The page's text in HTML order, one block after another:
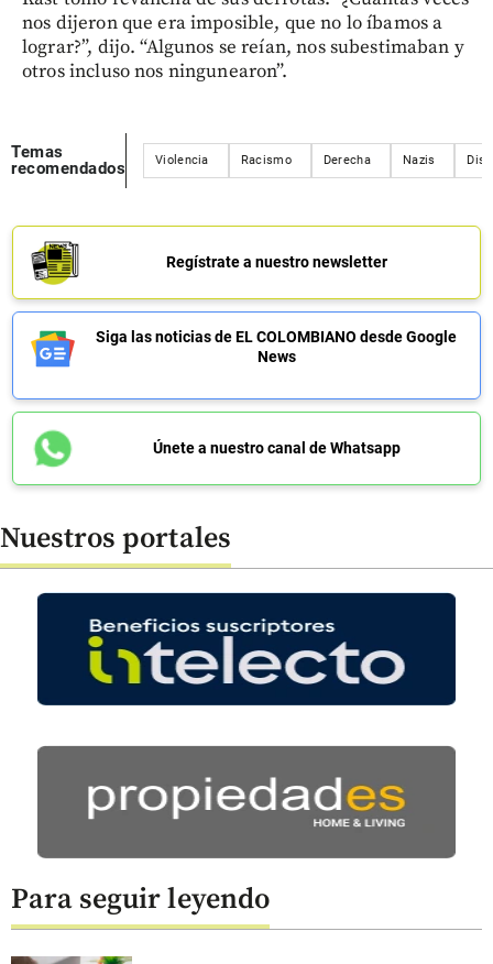
nos dijeron que era imposible, que no lo íbamos a
lograr?”, dijo. “Algunos se reían, nos subestimaban y
otros incluso nos ningunearon”.
Temas
recomendados
Violencia Racismo Derecha Nazis
Regístrate a nuestro newsletter
Siga las noticias de EL COLOMBIANO desde Google
News
Únete a nuestro canal de Whatsapp
Nuestros portales
Para seguir leyendo